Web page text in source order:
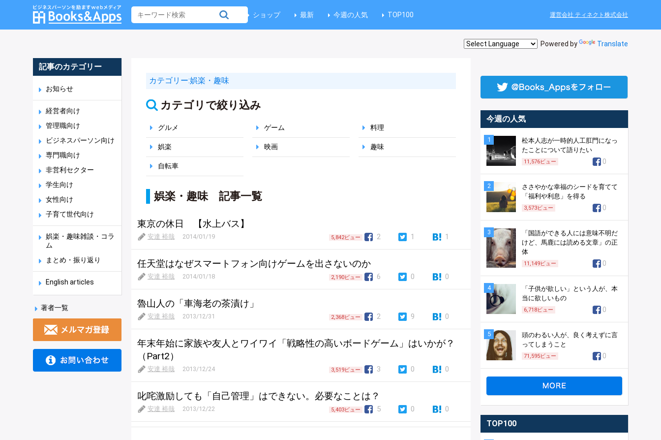
ショップ 最新 今週の人気 TOP100 運営会社 ティネクト株式会社
Powered by Translate
記事のカテゴリー
お知らせ
経営者向け
管理職向け
ビジネスパーソン向け
専門職向け
非営利セクター
学生向け
女性向け
子育て世代向け
娯楽・趣味雑談・コラ
ム
まとめ・振り返り
English articles
著者一覧
カテゴリー:娯楽・趣味
カテゴリで絞り込み
グルメ ゲーム 料理
娯楽 映画 趣味
自転車
娯楽・趣味 記事一覧
東京の休日 【水上バス】
安達 裕哉 2014/01/19 5,842ビュー 2 1 1
任天堂はなぜスマートフォン向けゲームを出さないのか
安達 裕哉 2014/01/18 2,190ビュー 6 0 0
魯山人の「車海老の茶漬け」
安達 裕哉 2013/12/31 2,368ビュー 2 9 0
年末年始に家族や友人とワイワイ「戦略性の高いボードゲーム」はいかが？
（Part2）
安達 裕哉 2013/12/24 3,519ビュー 3 0 0
叱咤激励しても「自己管理」はできない。必要なことは？
安達 裕哉 2013/12/22 5,403ビュー 5 0 0
今週の人気
1
松本人志が一時的人工肛門になっ
たことについて語りたい
11,576ビュー 0
2
ささやかな幸福のシードを育てて
「福利や利息」を得る
3,573ビュー 0
3
「国語ができる人には意味不明だ
けど、馬鹿には読める文章」の正
体
11,149ビュー 0
4
「子供が欲しい」という人が、本
当に欲しいもの
6,718ビュー 0
5
頭のわるい人が、良く考えずに言
ってしまうこと
71,595ビュー 0
TOP100